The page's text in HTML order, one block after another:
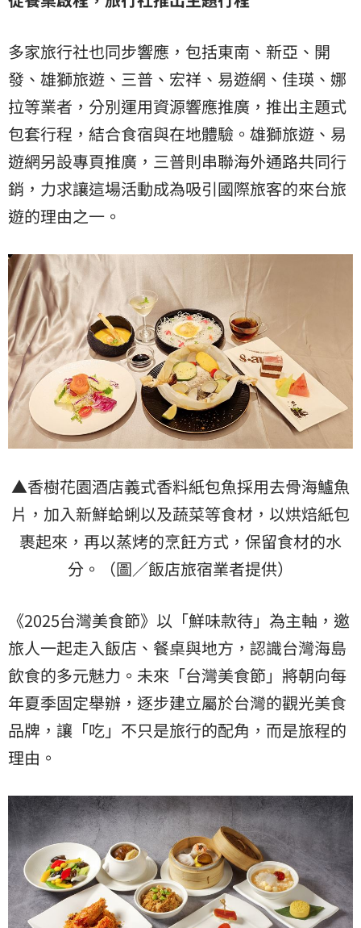
多家旅行社也同步響應，包括東南、新亞、開
發、雄獅旅遊、三普、宏祥、易遊網、佳瑛、娜
拉等業者，分別運用資源響應推廣，推出主題式
包套行程，結合食宿與在地體驗。雄獅旅遊、易
遊網另設專頁推廣，三普則串聯海外通路共同行
銷，力求讓這場活動成為吸引國際旅客的來台旅
遊的理由之一。
▲香樹花園酒店義式香料紙包魚採用去骨海鱸魚
片，加入新鮮蛤蜊以及蔬菜等食材，以烘焙紙包
裹起來，再以蒸烤的烹飪方式，保留食材的水
分。（圖／飯店旅宿業者提供）
《2025台灣美食節》以「鮮味款待」為主軸，邀
旅人一起走入飯店、餐桌與地方，認識台灣海島
飲食的多元魅力。未來「台灣美食節」將朝向每
年夏季固定舉辦，逐步建立屬於台灣的觀光美食
品牌，讓「吃」不只是旅行的配角，而是旅程的
理由。